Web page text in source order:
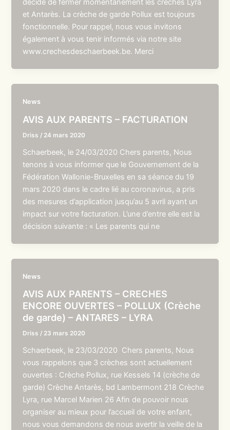
décidé de fermer momentanément les crèches Lyra
et Antarès. La crèche de garde Pollux est toujours
fonctionnelle. Pour rappel, nous vous invitons
également à vous tenir informés via notre site
www.crechesdeschaerbeek.be. Merci
News
AVIS AUX PARENTS – FACTURATION
Driss / 24 mars 2020
Schaerbeek, le 24/03/2020 Chers parents, Nous
tenons à vous informer que le Gouvernement de la
Fédération Wallonie-Bruxelles en sa séance du 19
mars 2020 dans le cadre lié au coronavirus, a pris
des mesures d’application jusqu’au 5 avril ayant un
impact sur votre facturation. L’une d’entre elle est la
décision suivante : « Les parents qui ne
News
AVIS AUX PARENTS – CRECHES
ENCORE OUVERTES – POLLUX (Crèche
de garde) – ANTARES – LYRA
Driss / 23 mars 2020
Schaerbeek, le 23/03/2020 Chers parents, Nous
vous rappelons que 3 crèches sont actuellement
ouvertes : Crèche Pollux, rue Kessels 14 (crèche de
garde) Crèche Antarès, bd Lambermont 218 Crèche
Lyra, rue Marcel Marien 26 Afin de pouvoir nous
organiser au mieux pour l’accueil de votre enfant,
nous vous demandons de nous avertir la veille de la